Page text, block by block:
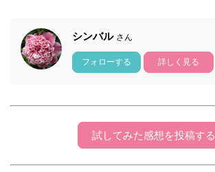
シンバル さん
フォローする 詳しく見る
試してみた感想を投稿する